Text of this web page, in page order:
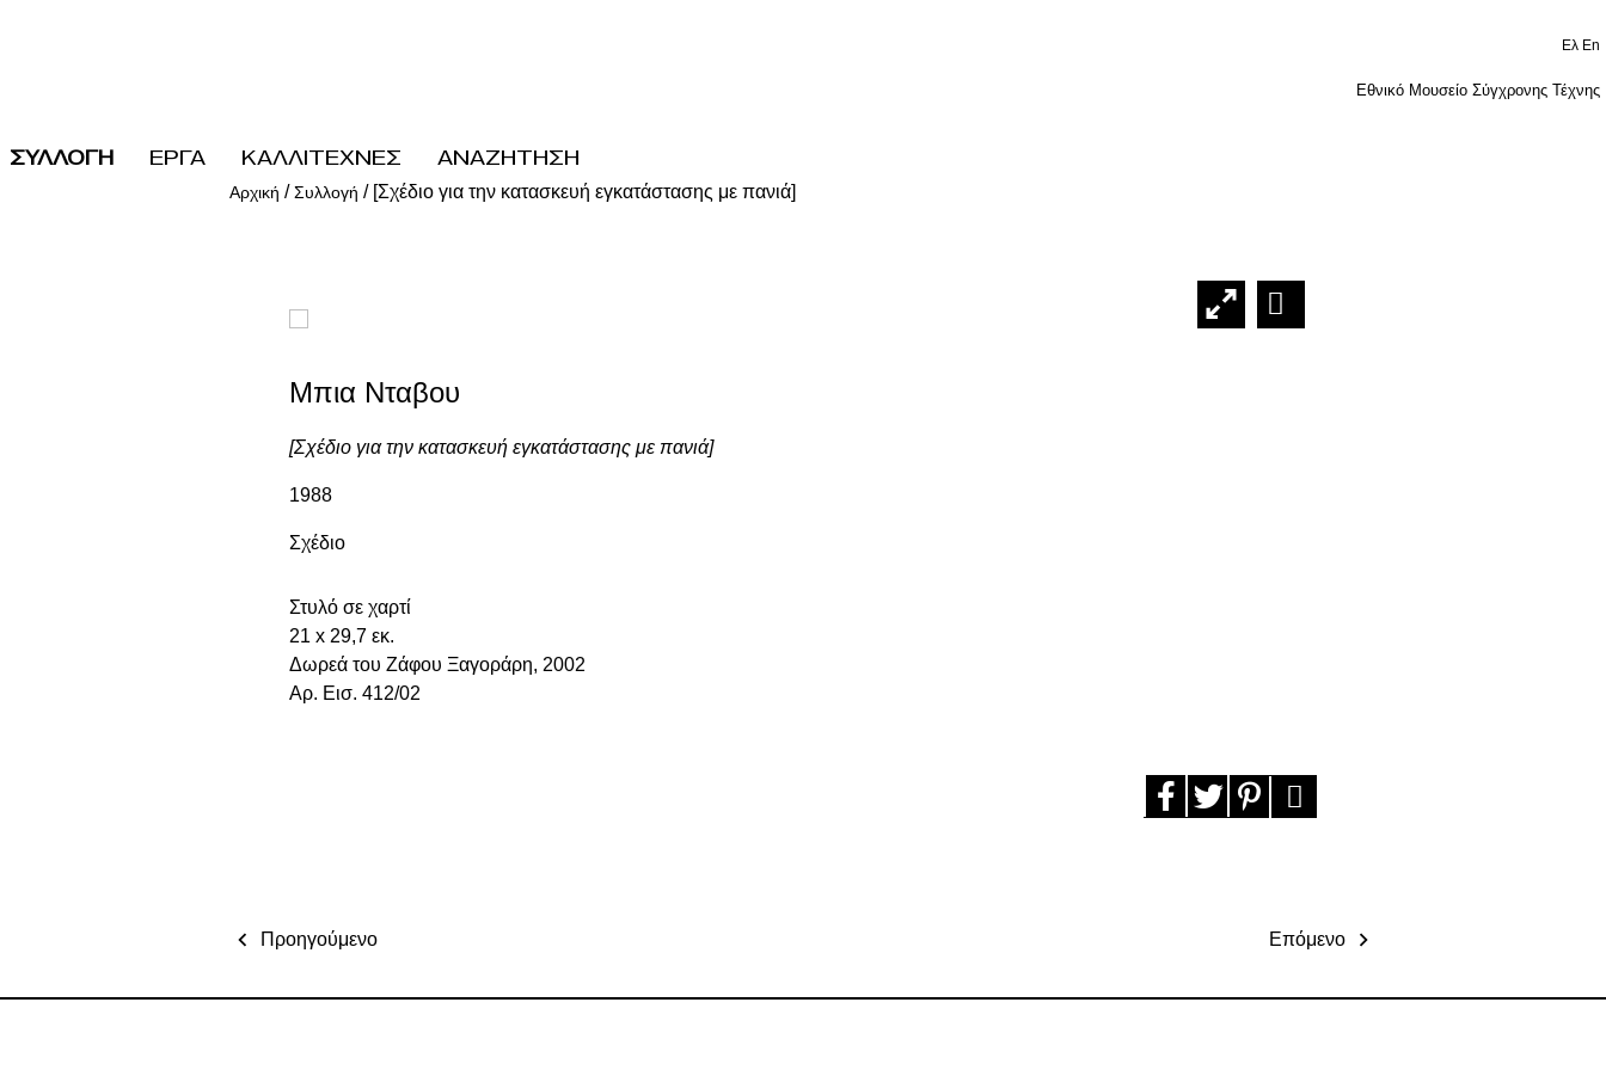
Ελ En
Εθνικό Μουσείο Σύγχρονης Τέχνης
ΣΥΛΛΟΓΗ ΕΡΓΑ ΚΑΛΛΙΤΕΧΝΕΣ ΑΝΑΖΗΤΗΣΗ
Αρχική /Συλλογή / [Σχέδιο για την κατασκευή εγκατάστασης με πανιά]
Μπια Νταβου
[Σχέδιο για την κατασκευή εγκατάστασης με πανιά]
1988
Σχέδιο
Στυλό σε χαρτί
21 x 29,7 εκ.
Δωρεά του Ζάφου Ξαγοράρη, 2002
Aρ. Εισ. 412/02
Προηγούμενο Επόμενο